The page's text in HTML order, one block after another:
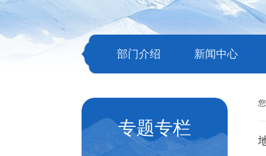
部门介绍 新闻中心
专题专栏